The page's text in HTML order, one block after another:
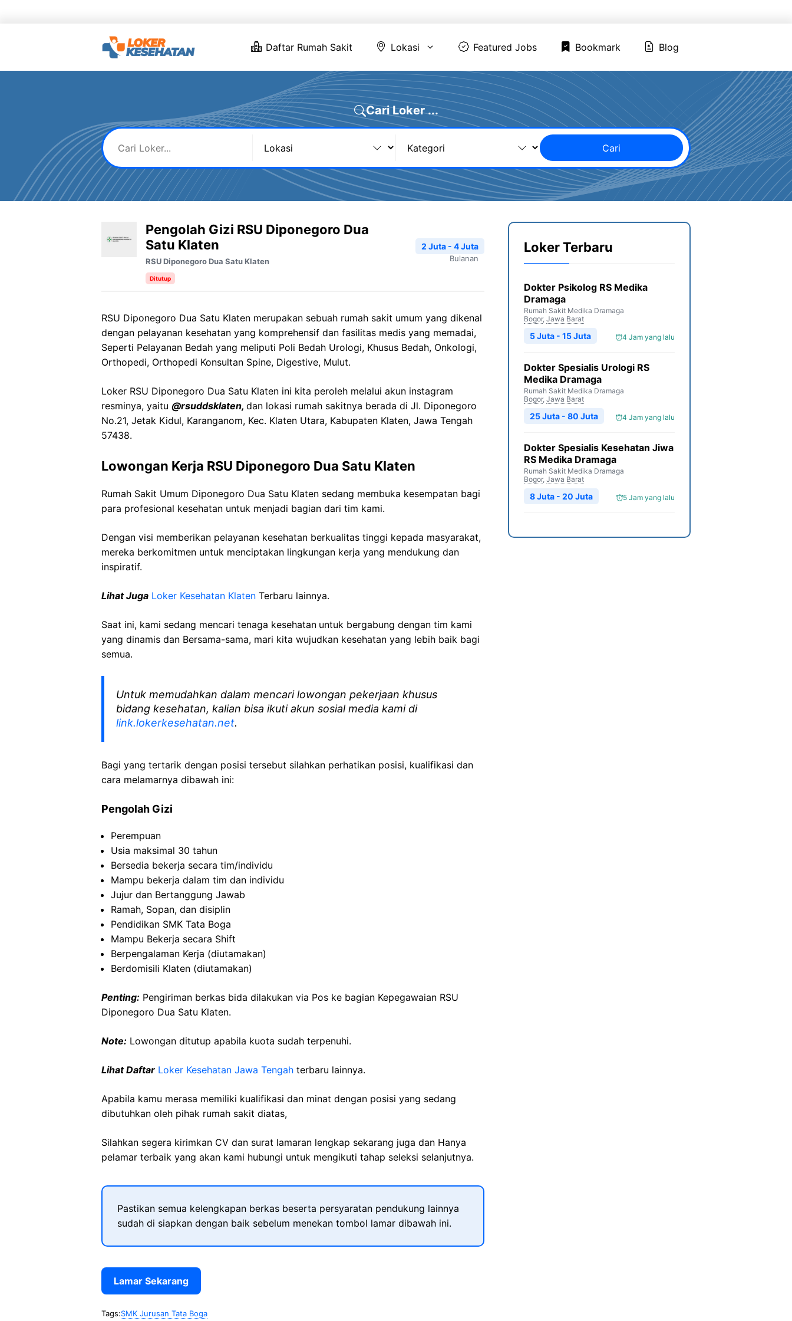
Daftar Rumah Sakit Lokasi Featured Jobs Bookmark Blog
Cari Loker ...
Cari
Pengolah Gizi RSU Diponegoro Dua
Satu Klaten
RSU Diponegoro Dua Satu Klaten
Ditutup
2 Juta - 4 Juta
Bulanan
RSU Diponegoro Dua Satu Klaten merupakan sebuah rumah sakit umum yang dikenal
dengan pelayanan kesehatan yang komprehensif dan fasilitas medis yang memadai,
Seperti Pelayanan Bedah yang meliputi Poli Bedah Urologi, Khusus Bedah, Onkologi,
Orthopedi, Orthopedi Konsultan Spine, Digestive, Mulut.
Loker RSU Diponegoro Dua Satu Klaten ini kita peroleh melalui akun instagram
resminya, yaitu @rsuddsklaten, dan lokasi rumah sakitnya berada di Jl. Diponegoro
No.21, Jetak Kidul, Karanganom, Kec. Klaten Utara, Kabupaten Klaten, Jawa Tengah
57438.
Lowongan Kerja RSU Diponegoro Dua Satu Klaten
Rumah Sakit Umum Diponegoro Dua Satu Klaten sedang membuka kesempatan bagi
para profesional kesehatan untuk menjadi bagian dari tim kami.
Dengan visi memberikan pelayanan kesehatan berkualitas tinggi kepada masyarakat,
mereka berkomitmen untuk menciptakan lingkungan kerja yang mendukung dan
inspiratif.
Lihat Juga Loker Kesehatan Klaten Terbaru lainnya.
Saat ini, kami sedang mencari tenaga kesehatan untuk bergabung dengan tim kami
yang dinamis dan Bersama-sama, mari kita wujudkan kesehatan yang lebih baik bagi
semua.
Untuk memudahkan dalam mencari lowongan pekerjaan khusus
bidang kesehatan, kalian bisa ikuti akun sosial media kami di
link.lokerkesehatan.net.
Bagi yang tertarik dengan posisi tersebut silahkan perhatikan posisi, kualifikasi dan
cara melamarnya dibawah ini:
Pengolah Gizi
Perempuan
Usia maksimal 30 tahun
Bersedia bekerja secara tim/individu
Mampu bekerja dalam tim dan individu
Jujur dan Bertanggung Jawab
Ramah, Sopan, dan disiplin
Pendidikan SMK Tata Boga
Mampu Bekerja secara Shift
Berpengalaman Kerja (diutamakan)
Berdomisili Klaten (diutamakan)
Penting: Pengiriman berkas bida dilakukan via Pos ke bagian Kepegawaian RSU
Diponegoro Dua Satu Klaten.
Note: Lowongan ditutup apabila kuota sudah terpenuhi.
Lihat Daftar Loker Kesehatan Jawa Tengah terbaru lainnya.
Apabila kamu merasa memiliki kualifikasi dan minat dengan posisi yang sedang
dibutuhkan oleh pihak rumah sakit diatas,
Silahkan segera kirimkan CV dan surat lamaran lengkap sekarang juga dan Hanya
pelamar terbaik yang akan kami hubungi untuk mengikuti tahap seleksi selanjutnya.
Pastikan semua kelengkapan berkas beserta persyaratan pendukung lainnya
sudah di siapkan dengan baik sebelum menekan tombol lamar dibawah ini.
Lamar Sekarang
Tags:SMK Jurusan Tata Boga
Loker Terbaru
Dokter Psikolog RS Medika
Dramaga
Rumah Sakit Medika Dramaga
Bogor, Jawa Barat
4 Jam yang lalu
5 Juta - 15 Juta
Dokter Spesialis Urologi RS
Medika Dramaga
Rumah Sakit Medika Dramaga
Bogor, Jawa Barat
4 Jam yang lalu
25 Juta - 80 Juta
Dokter Spesialis Kesehatan Jiwa
RS Medika Dramaga
Rumah Sakit Medika Dramaga
Bogor, Jawa Barat
5 Jam yang lalu
8 Juta - 20 Juta